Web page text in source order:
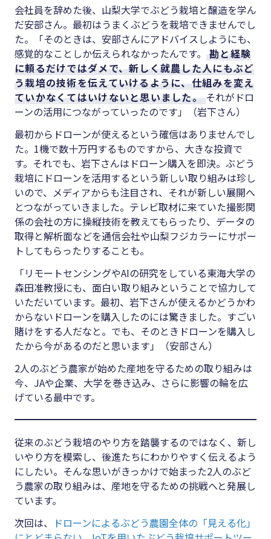
会社員を辞めた後、山梨大学でぶどう栽培と醸造を学ん
だ安部さん。最初はうまくぶどうを栽培できませんでし
た。「そのときは、安部さんにアドバイスしようにも、
感覚的なことしか伝えられなかったんです。
勘と経験
に頼るだけではダメで、新しく就農した人にもぶど
う栽培の技術を伝えていけるように、仕組みを変え
ていかなくてはいけないと思いました。 それがドロ
ーンの活用につながっていったのです」（岩下さん）
最初からドローンが使えるという確信はありませんでし
た。1機で数十万円するものですから、大きな投資で
す。それでも、岩下さんはドローン購入を即決。ぶどう
栽培にドローンを活用するという新しい取り組みは珍し
いので、メディアからも注目され、それが新しい展開へ
とつながっていきました。テレビ取材に来ていた撮影関
係の会社の方に操縦技術を教えてもらったり、データの
取得と解析面などを通信会社や山梨フジカラーにサポー
トしてもらったりすることも。
「リモートセンシングやAIの研究をしている東海大学の
森田准教授にも、面白い取り組みということで協力して
いただいています。最初、岩下さんが使えるかどうかわ
からないドローンを購入したのには驚きました。すごい
賭けをする人だなと。でも、そのときドローンを購入し
たから今があるのだと思います」（安部さん）
2人のぶどう農家が始めた産地を守るための取り組みは
今、JAや企業、大学を巻き込み、さらに影響の輪を広
げている最中です。
従来のぶどう栽培のやり方を踏襲するのではなく、新し
いやり方を模索し、後進たちにわかりやすく伝えるよう
にしたい。そんな思いがきっかけで始まった2人のぶど
う農家の取り組みは、産地を守るための挑戦へと発展し
ています。
次回は、 ドローンによるぶどう農園全体の「見える化」